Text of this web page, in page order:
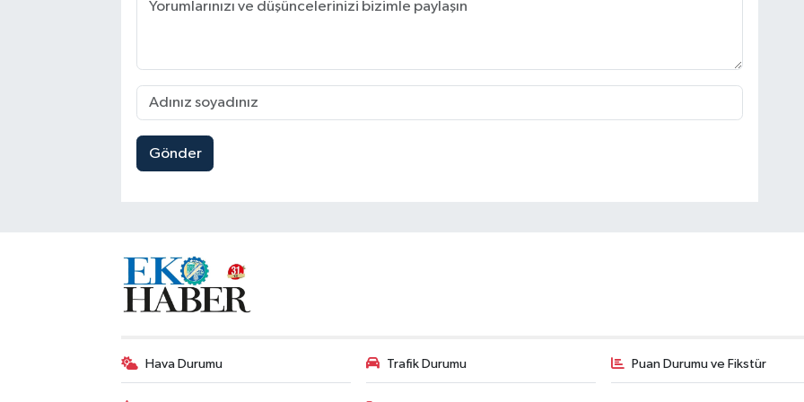
Gönder
Hava Durumu Trafik Durumu Puan Durumu ve Fikstür